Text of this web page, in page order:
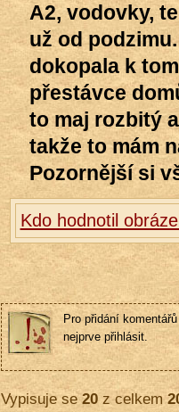
A2, vodovky,
už od
dokopala k
přestávce
to maj rozbitý
takže to mám
Pozornější si
Kdo hodnotil
Pro přidání
nejprve přihlásit.
Vypisuje se20z celkem